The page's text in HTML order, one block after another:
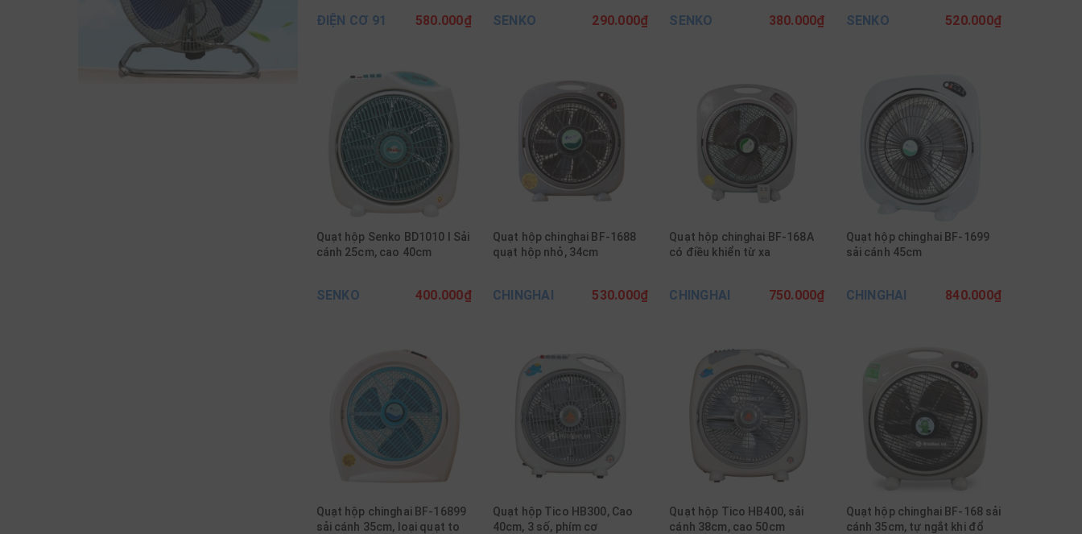
ĐIỆN CƠ 91 580.000₫ SENKO 290.000₫ SENKO 380.000₫ SENKO 520.000₫
Quạt hộp Senko BD1010 I Sải
cánh 25cm, cao 40cm
SENKO 400.000₫
Quạt hộp chinghai BF-1688
quạt hộp nhỏ, 34cm
CHINGHAI 530.000₫
Quạt hộp chinghai BF-168A
có điều khiển từ xa
CHINGHAI 750.000₫
Quạt hộp chinghai BF-1699
sải cánh 45cm
CHINGHAI 840.000₫
Quạt hộp chinghai BF-16899
sải cánh 35cm, loại quạt to
Quạt hộp Tico HB300, Cao
40cm, 3 số, phím cơ
Quạt hộp Tico HB400, sải
cánh 38cm, cao 50cm
Quạt hộp chinghai BF-168 sải
cánh 35cm, tự ngắt khi đổ